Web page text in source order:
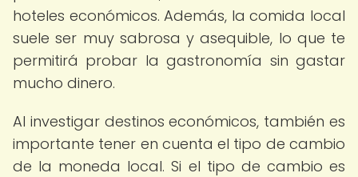
hoteles económicos. Además, la comida local
suele ser muy sabrosa y asequible, lo que te
permitirá probar la gastronomía sin gastar
mucho dinero.
Al investigar destinos económicos, también es
importante tener en cuenta el tipo de cambio
de la moneda local. Si el tipo de cambio es